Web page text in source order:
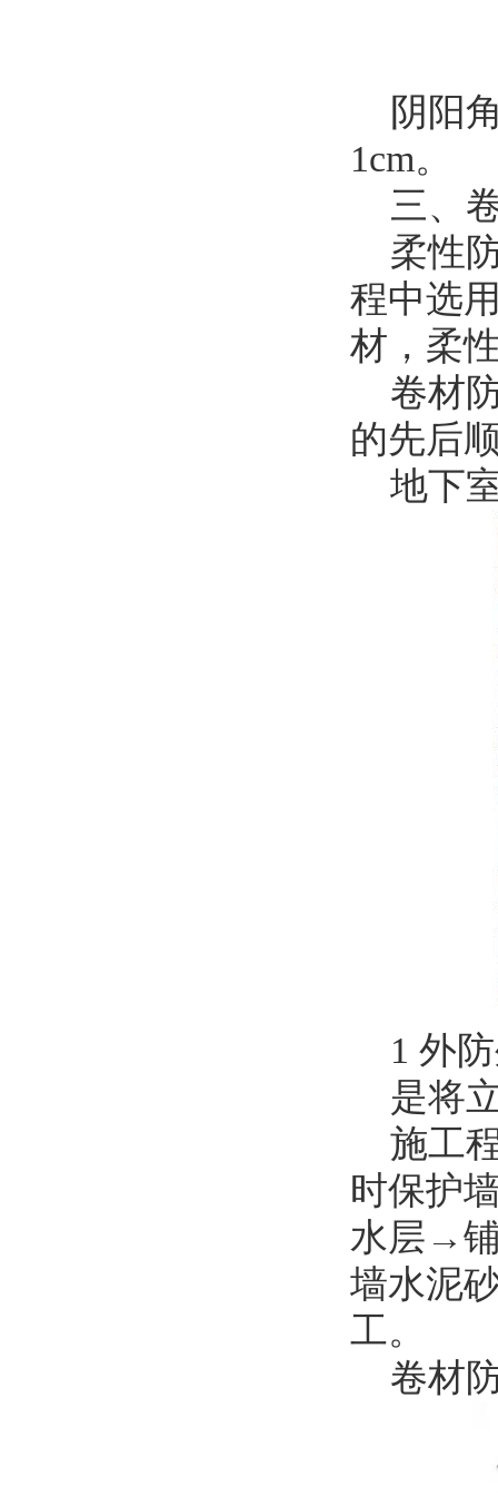
阴阳角
1cm。
三、
柔性防
程中选
材，柔
卷材防
的先后
地下
1 外防
是将立
施工
时保护
水层→
墙水泥
工。
卷材